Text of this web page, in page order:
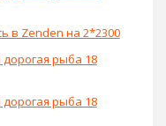
в Zenden на 2*2300
рыба 18
рыба 18